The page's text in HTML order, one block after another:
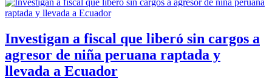
Investigan a fiscal que liberó sin cargos a
agresor de niña peruana raptada y
llevada a Ecuador